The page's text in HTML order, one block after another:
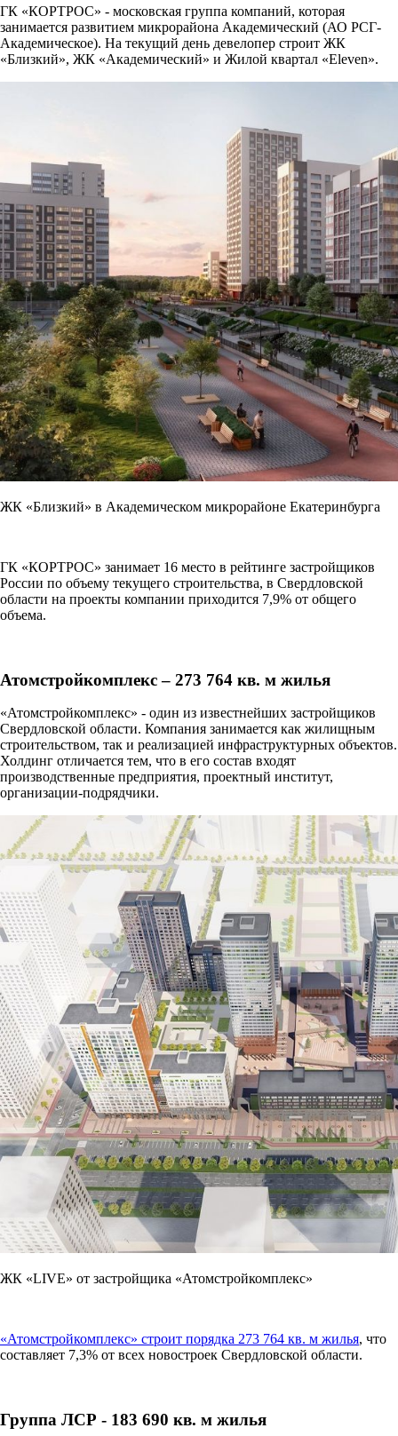
ГК «КОРТРОС» - московская группа компаний, которая
занимается развитием микрорайона Академический (АО РСГ-
Академическое). На текущий день девелопер строит ЖК
«Близкий», ЖК «Академический» и Жилой квартал «Eleven».
ЖК «Близкий» в Академическом микрорайоне Екатеринбурга
ГК «КОРТРОС» занимает 16 место в рейтинге застройщиков
России по объему текущего строительства, в Свердловской
области на проекты компании приходится 7,9% от общего
объема.
Атомстройкомплекс – 273 764 кв. м жилья
«Атомстройкомплекс» - один из известнейших застройщиков
Свердловской области. Компания занимается как жилищным
строительством, так и реализацией инфраструктурных объектов.
Холдинг отличается тем, что в его состав входят
производственные предприятия, проектный институт,
организации-подрядчики.
ЖК «LIVE» от застройщика «Атомстройкомплекс»
«Атомстройкомплекс» строит порядка 273 764 кв. м жилья, что
составляет 7,3% от всех новостроек Свердловской области.
Группа ЛСР - 183 690 кв. м жилья